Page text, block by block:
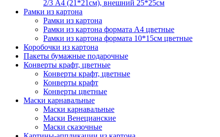
2/3 А4 (21*21см), внешний 25*25см
Рамки из картона
Рамки из картона
Рамки из картона формата А4 цветные
Рамки из картона формата 10*15см цветные
Коробочки из картона
Пакеты бумажные подарочные
Конверты крафт, цветные
Конверты крафт, цветные
Конверты крафт
Конверты цветные
Маски карнавальные
Маски карнавальные
Маски Венецианские
Маски сказочные